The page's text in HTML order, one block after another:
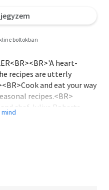
boltokban
heart-
recipes are utterly
and eat your way
recipes.<BR>
chef Julius Roberts